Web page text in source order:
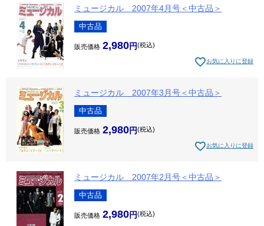
ミュージカル 2007年4月号＜中古品＞
中古品
販売価格 2,980 税込
お気に入りに登録
ミュージカル 2007年3月号＜中古品＞
中古品
販売価格 2,980 税込
お気に入りに登録
ミュージカル 2007年2月号＜中古品＞
中古品
販売価格 2,980 税込